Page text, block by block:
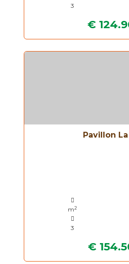
3
€
Pavillon
m2
3
€